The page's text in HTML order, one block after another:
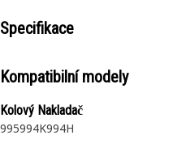
Specifikace
Kompatibilní modely
Kolový Nakladač
995994K994H